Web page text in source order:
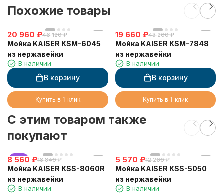
Похожие товары
20 960 ₽46 120 ₽
Мойка KAISER KSM-6045
из нержавейки
В наличии
В корзину
Купить в 1 клик
19 660 ₽43 260 ₽
Мойка KAISER KSM-7848
из нержавейки
В наличии
В корзину
Купить в 1 клик
C этим товаром также
покупают
хит
8 560 ₽18 840 ₽
Мойка KAISER KSS-8060R
из нержавейки
В наличии
5 570 ₽12 260 ₽
Мойка KAISER KSS-5050
из нержавейки
В наличии